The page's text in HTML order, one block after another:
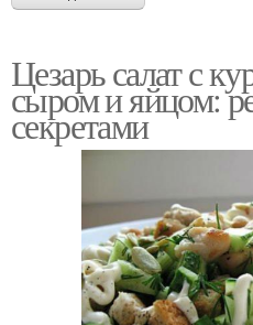
Цезарь салат с
сыром и яйцом:
секретами